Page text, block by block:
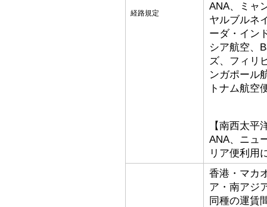
経路規定
ANA、ミャ
ヤルブルネ
ーダ・イン
シア航空、
ズ、フィリ
ンガポール
トナム航空
【南西太平
ANA、ニュ
リア便利用
香港・マカ
ア・南アジ
同種の運賃